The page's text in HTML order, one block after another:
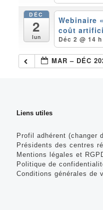
DÉC
2
lun
Webinaire
coût
Déc 2 @ 14
MAR – DÉC
Liens utiles
Profil adhérent (changer
Présidents des centres
Mentions légales et
Politique de
Conditions générales de